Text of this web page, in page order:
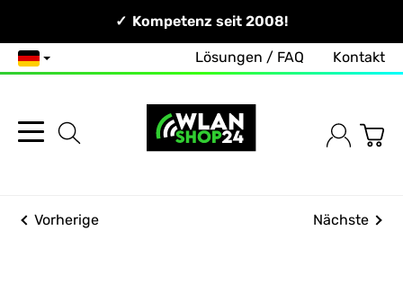
Persönlich & Erreichbar!Kompetenz seit 2008!
Deutsch Lösungen / FAQ Kontakt
Vorherige Nächste